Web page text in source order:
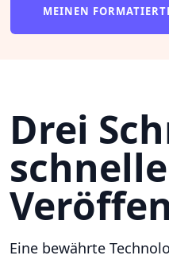
MEINEN
Drei
Eine bewährte